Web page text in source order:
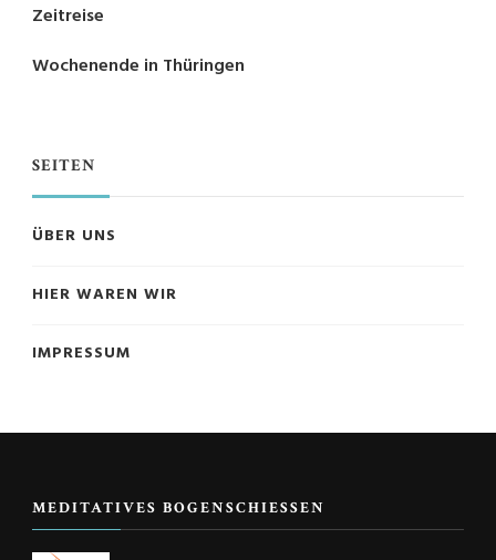
Zeitreise
Wochenende in Thüringen
SEITEN
ÜBER UNS
HIER WAREN WIR
IMPRESSUM
MEDITATIVES BOGENSCHIESSEN